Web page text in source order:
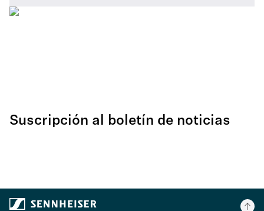
Suscripción al boletín de noticias